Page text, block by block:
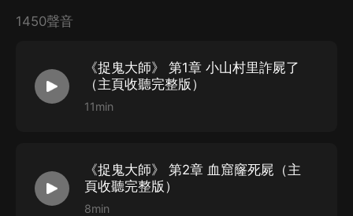
1450聲音
《捉鬼大師》 第1章 小山村里詐屍了
（主頁收聽完整版）
11min
《捉鬼大師》 第2章 血窟窿死屍（主
頁收聽完整版）
8min